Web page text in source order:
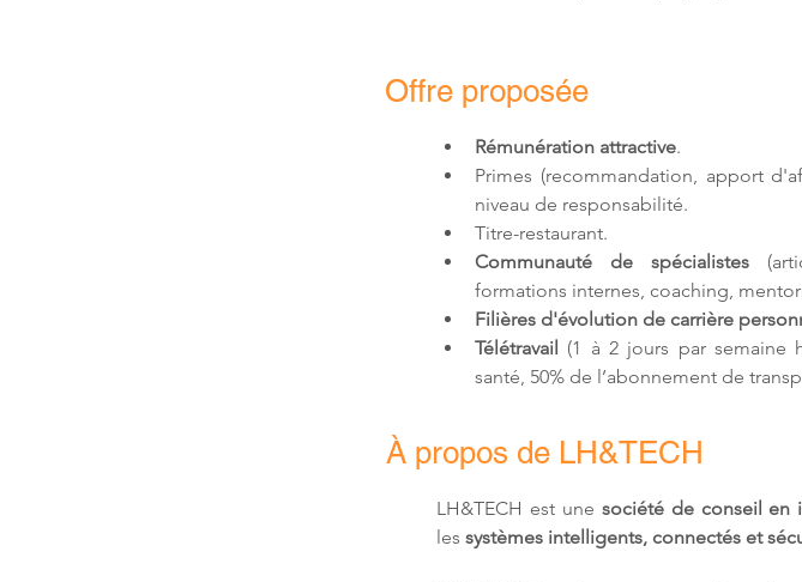
Offre proposée
Rémunération attractive.
Primes (recommandation, apport
niveau de responsabilité.
Titre-restaurant.
Communauté de spécialistes
formations internes, coaching,
Filières d'évolution de carrière
Télétravail (1 à 2 jours par semaine
santé, 50% de l’abonnement de
À propos de LH&TECH
LH&TECH est une société de conseil en
les systèmes intelligents, connectés et